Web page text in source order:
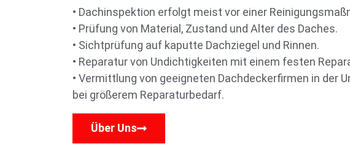
• Dachinspektion erfolgt meist vor einer
• Prüfung von Material, Zustand und Alter des Daches.
• Sichtprüfung auf kaputte Dachziegel und Rinnen.
• Reparatur von Undichtigkeiten mit einem festen
• Vermittlung von geeigneten Dachdeckerfirmen in der
bei größerem Reparaturbedarf.
Über Uns